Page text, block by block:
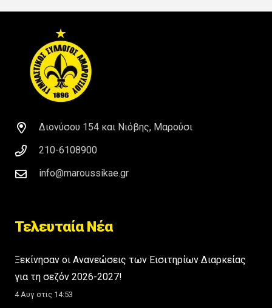
Διονύσου 154 και Νιόβης, Μαρούσι
210-6108900
info@maroussikae.gr
Τελευταία Νέα
Ξεκίνησαν οι Ανανεώσεις των Εισιτηρίων Διαρκείας
για τη σεζόν 2026-2027!
4 Αυγ στις 14:53